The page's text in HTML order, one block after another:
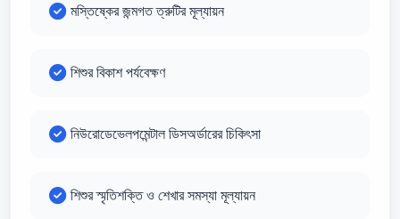
মস্তিষ্কের জন্মগত ত্রুটির মূল্যায়ন
শিশুর বিকাশ পর্যবেক্ষণ
নিউরোডেভেলপমেন্টাল ডিসঅর্ডারের চিকিৎসা
শিশুর স্মৃতিশক্তি ও শেখার সমস্যা মূল্যায়ন